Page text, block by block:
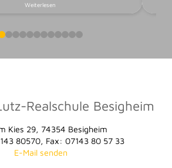
Weiterlesen
1 2 3 4 5 6 7 8 9 1011
Realschule Besigheim
Kies 29, 74354 Besigheim
80570, Fax: 07143 80 57 33
E-Mail senden